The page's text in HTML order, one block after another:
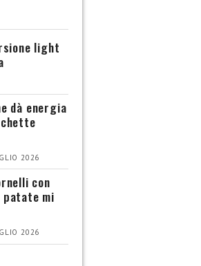
light
dà energia
2026
con
patate mi
2026